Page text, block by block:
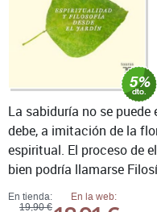
En tienda:
19,90 €
En la web:
La sabiduría no se puede
debe, a imitación de la
espiritual. El proceso de
bien podría llamarse